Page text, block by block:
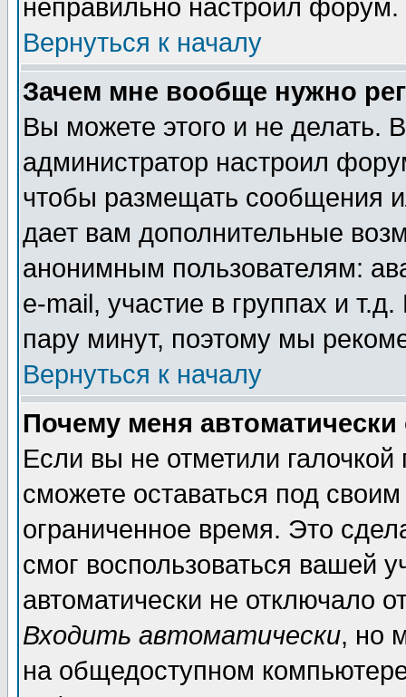
неправильно настроил форум.
Вернуться к началу
Зачем мне вообще нужно
Вы можете этого и не делать.
администратор настроил
чтобы размещать сообщения
дает вам дополнительные
анонимным пользователям:
e-mail, участие в группах и
пару минут, поэтому мы
Вернуться к началу
Почему меня автоматически
Если вы не отметили галочкой
сможете оставаться под
ограниченное время. Это
смог воспользоваться вашей
автоматически не отключало
Входить автоматически, но
на общедоступном